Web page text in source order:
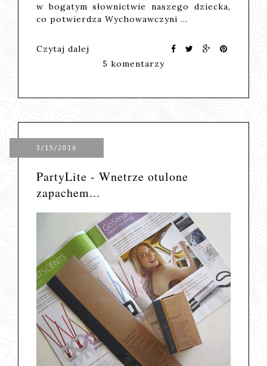
w bogatym słownictwie naszego dziecka,
co potwierdza Wychowawczyni …
Czytaj dalej
5 komentarzy
3/15/2016
PartyLite - Wnetrze otulone
zapachem...